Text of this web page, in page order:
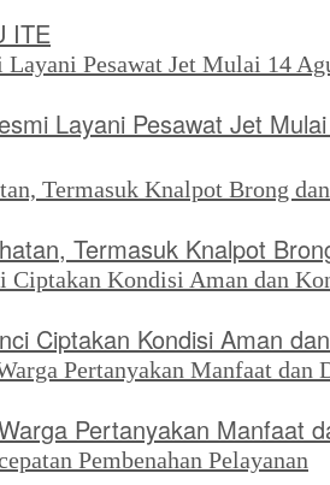
ITE
Layani Pesawat Jet
Termasuk Knalpot
Ciptakan Kondisi Aman
Pertanyakan Manfaat